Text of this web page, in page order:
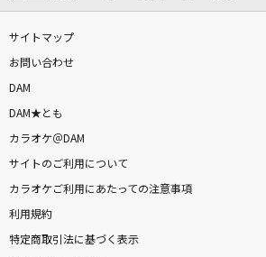
サイトマップ
お問い合わせ
DAM
DAM★とも
カラオケ＠DAM
サイトのご利用について
カラオケご利用にあたっての注意事項
利用規約
特定商取引法に基づく表示